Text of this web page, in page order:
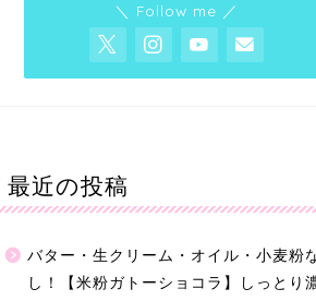
＼ Follow me ／
最近の投稿
バター・生クリーム・オイル・小麦粉
し！【米粉ガトーショコラ】しっとり